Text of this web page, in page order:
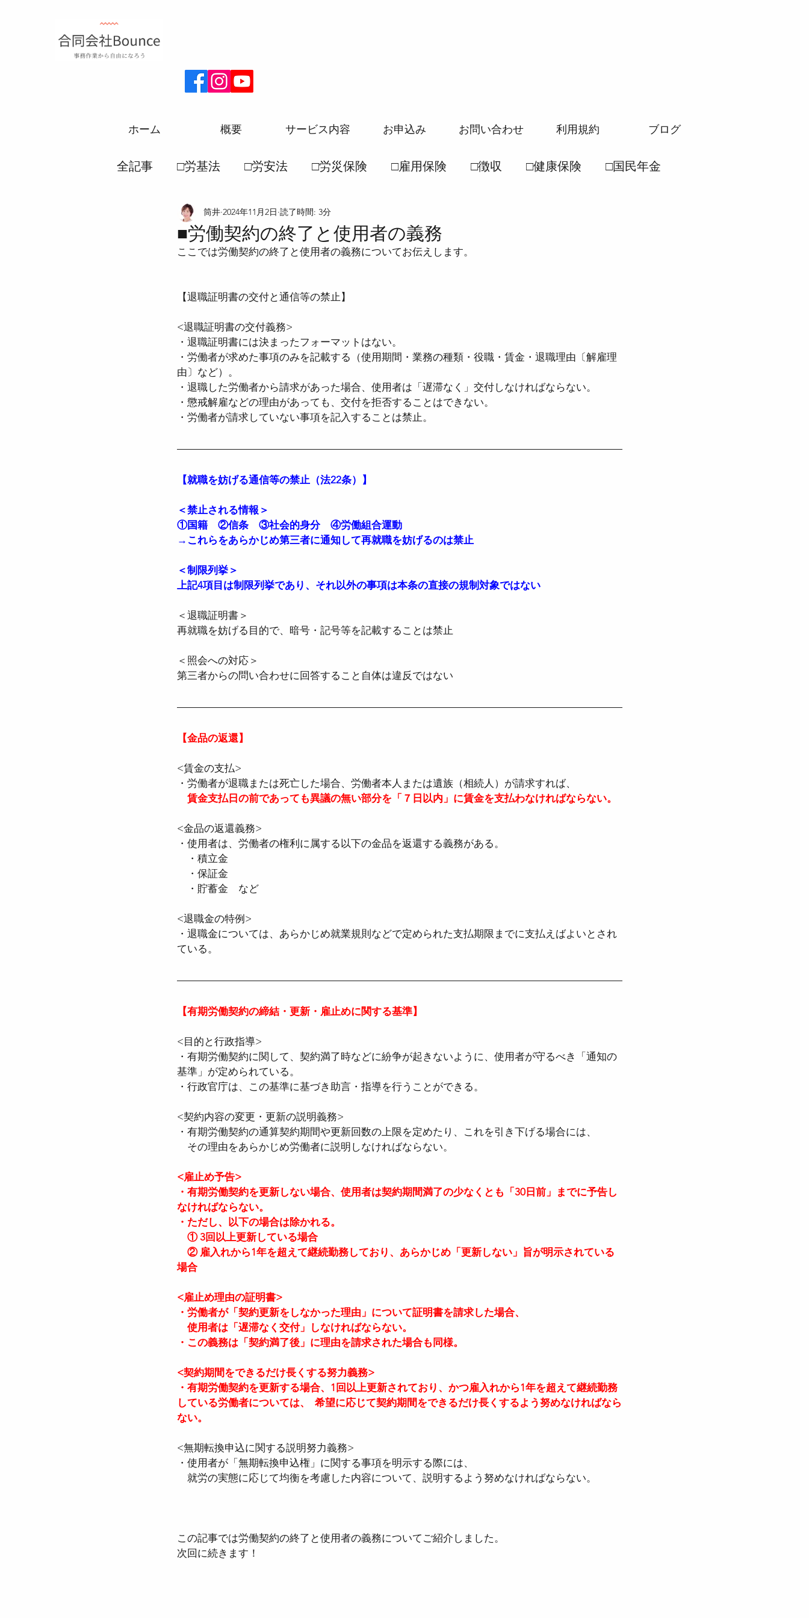
ホーム 概要 サービス内容 お申込み お問い合わせ 利用規約 ブログ
全記事 □労基法 □労安法 □労災保険 □雇用保険 □徴収 □健康保険 □国民年金
□厚生年金 □労務一般常識 □社保一般常識
●確定給付企業年金法 ●確定拠出年金法 ●社会保険労務士法 ●労働契約法
●労働組合法 ●労働時間設定改善法 ●男女雇用機会均等法
■労働契約の終了と使用者の義務
筒井 2024年11月2日 読了時間: 3分
ここでは労働契約の終了と使用者の義務についてお伝えします。
【退職証明書の交付と通信等の禁止】
<退職証明書の交付義務>
・退職証明書には決まったフォーマットはない。
・労働者が求めた事項のみを記載する（使用期間・業務の種類・役職・賃金・退職理由〔解雇理
由〕など）。
・退職した労働者から請求があった場合、使用者は「遅滞なく」交付しなければならない。
・懲戒解雇などの理由があっても、交付を拒否することはできない。
・労働者が請求していない事項を記入することは禁止。
【就職を妨げる通信等の禁止（法22条）】
＜禁止される情報＞
①国籍　②信条　③社会的身分　④労働組合運動
→これらをあらかじめ第三者に通知して再就職を妨げるのは禁止
＜制限列挙＞
上記4項目は制限列挙であり、それ以外の事項は本条の直接の規制対象ではない
＜退職証明書＞
再就職を妨げる目的で、暗号・記号等を記載することは禁止
＜照会への対応＞
第三者からの問い合わせに回答すること自体は違反ではない
【金品の返還】
<賃金の支払>
・労働者が退職または死亡した場合、労働者本人または遺族（相続人）が請求すれば、
賃金支払日の前であっても異議の無い部分を「７日以内」に賃金を支払わなければならない。
<金品の返還義務>
・使用者は、労働者の権利に属する以下の金品を返還する義務がある。
・積立金
・保証金
・貯蓄金　など
<退職金の特例>
・退職金については、あらかじめ就業規則などで定められた支払期限までに支払えばよいとされ
ている。
【有期労働契約の締結・更新・雇止めに関する基準】
<目的と行政指導>
・有期労働契約に関して、契約満了時などに紛争が起きないように、使用者が守るべき「通知の
基準」が定められている。
・行政官庁は、この基準に基づき助言・指導を行うことができる。
<契約内容の変更・更新の説明義務>
・有期労働契約の通算契約期間や更新回数の上限を定めたり、これを引き下げる場合には、
その理由をあらかじめ労働者に説明しなければならない。
<雇止め予告>
・有期労働契約を更新しない場合、使用者は契約期間満了の少なくとも「30日前」までに予告し
なければならない。
・ただし、以下の場合は除かれる。
① 3回以上更新している場合
② 雇入れから1年を超えて継続勤務しており、あらかじめ「更新しない」旨が明示されている
場合
<雇止め理由の証明書>
・労働者が「契約更新をしなかった理由」について証明書を請求した場合、
使用者は「遅滞なく交付」しなければならない。
・この義務は「契約満了後」に理由を請求された場合も同様。
<契約期間をできるだけ長くする努力義務>
・有期労働契約を更新する場合、1回以上更新されており、かつ雇入れから1年を超えて継続勤務
している労働者については、  希望に応じて契約期間をできるだけ長くするよう努めなければなら
ない。
<無期転換申込に関する説明努力義務>
・使用者が「無期転換申込権」に関する事項を明示する際には、
就労の実態に応じて均衡を考慮した内容について、説明するよう努めなければならない。
この記事では労働契約の終了と使用者の義務についてご紹介しました。
次回に続きます！